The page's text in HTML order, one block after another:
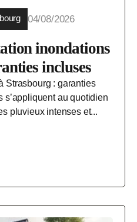
04/08/2026
inondations
incluses
Strasbourg : garanties
s’appliquent au quotidien
pluvieux intenses et...